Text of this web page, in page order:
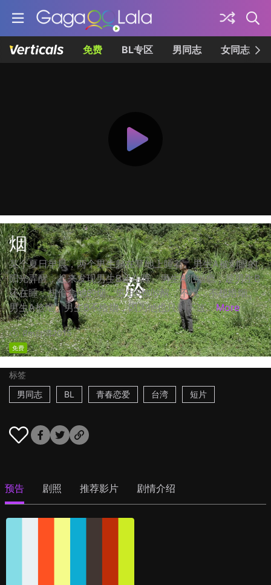
免费 BL专区 男同志 女同志
烟
某个夏日早晨，两个男生躺在草地上睡着。男生A被刺眼的
阳光弄醒，起来发现男生B还在睡。男生A犯烟瘾，趁男生B
还在睡，想偷拿他的烟。男生B被吵醒，不悦，不想给烟。
男生A抢烟，男生B不给烟，因为他也只剩下这... More
8m台湾2015
免费
标签
男同志
BL 青春恋爱 台湾 短片
预告 剧照 推荐影片 剧情介绍